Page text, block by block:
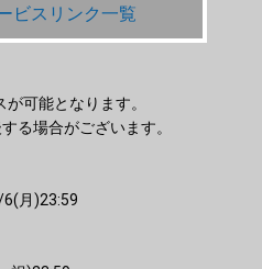
ビスリンク一覧
可能となります。
る場合がございます。
月)23:59